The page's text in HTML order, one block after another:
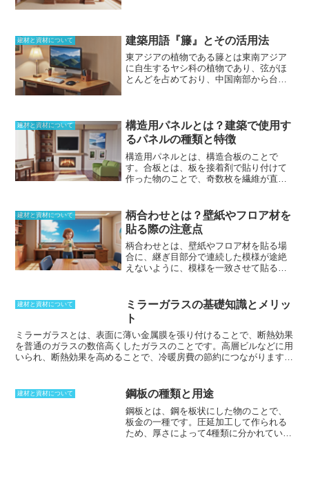
に加工したり、輪切りにしたりしたまま
床仕上げとして使うことも。この場合の
木煉瓦は、木口を上に向けて敷き並べる
ことが重要で、室内でも土足で歩く場所
に用いられることが多いです。目地には
以上、不織の問題も出てくるため、屋外
や水を使うような場所にも向かない方法
となります。
建材と資材について 建築用語『籐』とその活用法
東アジアの植物である籐とは東南アジア
に自生するヤシ科の植物であり、弦がほ
とんどを占めており、中国南部から台湾
に成長していくが、自分の力では登って
いくことが難しいため、他の植物の間を
伝っていく。曲げに強く、細く切って編
むことができるほど強度を持っている素
材だ。昔は籐を油漬けにして編みこむこ
とで鎧を作っていたこともあったほどで
どの家具は有名であり、加工もしやすい
素材であるため、インテリアには多用さ
れている。
建材と資材について
構造用パネルとは？建築で使用す
るパネルの種類と特徴
構造用パネルとは、構造合板のことで
す。合板とは、板を接着剤で貼り付けて
作った物のことで、奇数枚を繊維が直交
ズが複数あるため、必要な物を見つけや
すいです。繊維を直交させることによっ
て、どの方向の伸び縮みにも強く、釘の
保持力が高いため、様々な構造物を作り
やすい特徴があります。特に建物の構造
的な部分に使用されることから、性能に
ニヤ板と呼ばれることがありますが、本
来は単板のことであり、木をかつら剥き
にして作られた物のことを呼びます。構
造用パネルとはまったく別の物です。
建材と資材について
柄合わせとは？壁紙やフロア材を
貼る際の注意点
柄合わせとは、壁紙やフロア材を貼る場
合に、継ぎ目部分で連続した模様が途絶
えないように、模様を一致させて貼るこ
で柄が曲がって見えないように、縦何セ
ンチかで繰り返される印刷であるリピー
トとの位置を揃えることが特に大切にな
ります。また、和裁や洋裁の際に、裁断
の前に柄の配置を考えることも、柄合わ
せと呼ばれます。
建材と資材について
ミラーガラスの基礎知識とメリッ
ト
ミラーガラスとは、表面に薄い金属膜を張り付けることで、断熱効果
を普通のガラスの数倍高くしたガラスのことです。高層ビルなどに用
いられ、 断熱効果を高めることで、冷暖房費の節約につながります。
す。ミラーガラスは、複数の層で構成されています。まず、
層は、透明なガラスです。その上に、金属膜を張り付けます。そし
て、一番上の層は、保護膜です。保護膜は、金属膜を傷や汚れから守
る役割を果たしています。ミラーガラスは、 様々な用途に使用するこ
とができます。高層ビルやオフィスビル、商業施設、住宅など、様々
建材と資材について 鋼板の種類と用途
鋼板とは、鋼を板状にした物のことで、
板金の一種です。 圧延加工して作られる
ため、厚さによって4種類に分かれていま